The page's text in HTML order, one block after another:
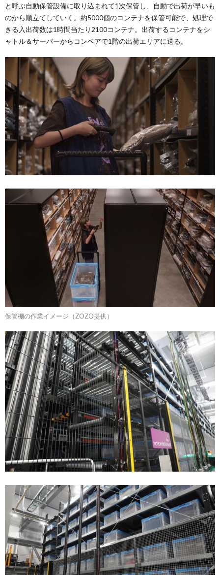
と呼ぶ自動保管設備に取り込まれて1次保管し、自動で出荷が早いも
のから順立てしていく。約5000個のコンテナを保管可能で、処理で
きる入出荷数は1時間当たり2100コンテナ。出荷するコンテナをシ
ャトル＆サーバーからコンベアで1階の出荷エリアに送る。
保管棚の作業イメージ（ZOZO提供）